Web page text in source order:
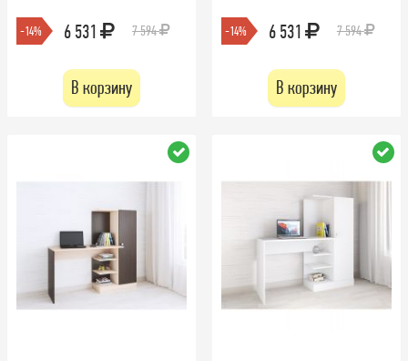
-14% 6 531 7 594
В корзину
-14% 6 531 7 594
В корзину